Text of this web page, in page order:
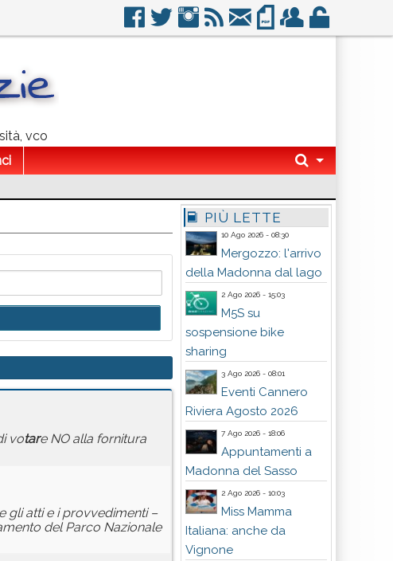
vco
votare NO alla fornitura
gli atti e i provvedimenti –
del Parco Nazionale
PIÙ LETTE
10 Ago 2026 - 08:30
Mergozzo: l'arrivo
della Madonna dal lago
2 Ago 2026 - 15:03
M5S su
sospensione bike
sharing
3 Ago 2026 - 08:01
Eventi Cannero
Riviera Agosto 2026
7 Ago 2026 - 18:06
Appuntamenti a
Madonna del Sasso
2 Ago 2026 - 10:03
Miss Mamma
Italiana: anche da
Vignone